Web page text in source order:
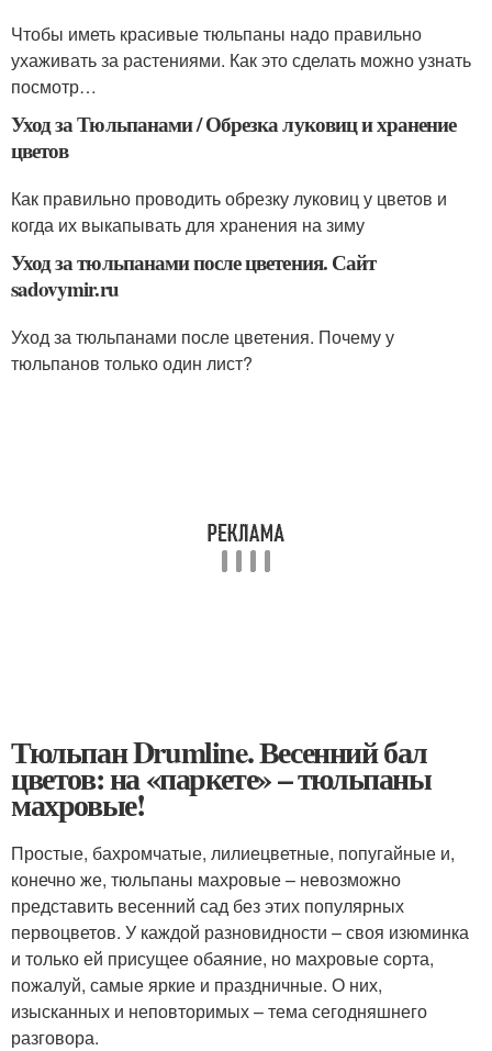
Чтобы иметь красивые тюльпаны надо правильно
ухаживать за растениями. Как это сделать можно узнать
посмотр…
Уход за Тюльпанами / Обрезка луковиц и хранение
цветов
Как правильно проводить обрезку луковиц у цветов и
когда их выкапывать для хранения на зиму
Уход за тюльпанами после цветения. Сайт
sadovymir.ru
Уход за тюльпанами после цветения. Почему у
тюльпанов только один лист?
Тюльпан Drumline. Весенний бал
цветов: на «паркете» – тюльпаны
махровые!
Простые, бахромчатые, лилиецветные, попугайные и,
конечно же, тюльпаны махровые – невозможно
представить весенний сад без этих популярных
первоцветов. У каждой разновидности – своя изюминка
и только ей присущее обаяние, но махровые сорта,
пожалуй, самые яркие и праздничные. О них,
изысканных и неповторимых – тема сегодняшнего
разговора.